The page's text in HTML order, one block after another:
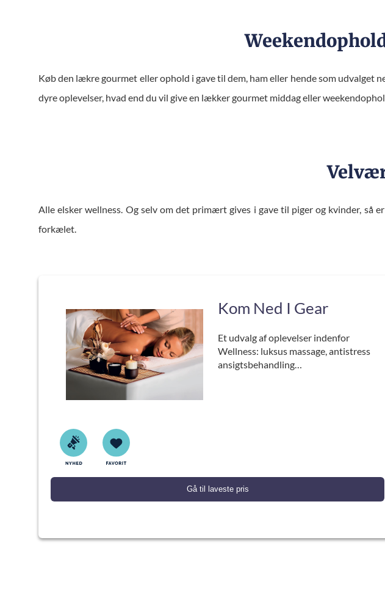
Køb den lækre gourmet eller ophold i gave til dem, ham eller hende som udvalget
dyre oplevelser, hvad end du vil give en lækker gourmet middag eller
Alle elsker wellness. Og selv om det primært gives i gave til piger og kvinder,
forkælet.
Kom Ned I Gear
Et udvalg af oplevelser indenfor
Wellness: luksus massage, antistress
ansigtsbehandling…
Gå til laveste pris